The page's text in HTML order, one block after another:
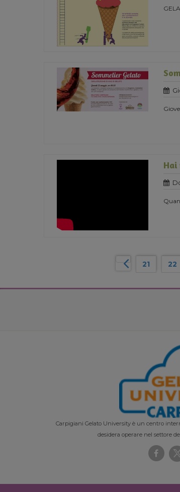
Hai
21 22
Carpigiani Gelato University è un centro
desidera operare nel settore